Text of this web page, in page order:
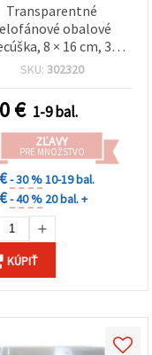
Transparentné
obalové
8 × 16 cm, 30
balenie 200 ks –
šperky a darčeky
SKU: 302320
€ 1-9 bal.
ZĽAVY
PRE MNOŽSTVO
- 30 %10-19 bal.
- 40 % 20 bal. +
KÚPIŤ